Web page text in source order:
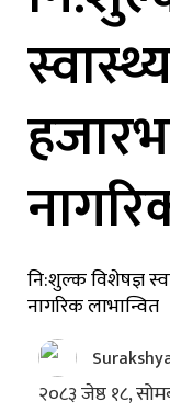
नि:शुल्क विशेषज्ञ
नागरिक लाभान्वित
२०८३ जेष्ठ १८,